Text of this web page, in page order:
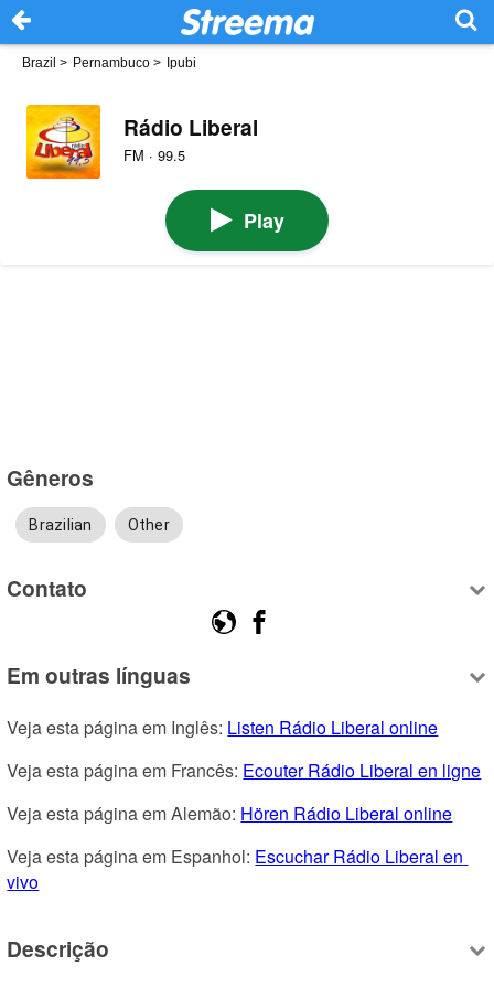
Brazil > Pernambuco > Ipubi
Rádio Liberal
FM · 99.5
Play
Gêneros
Brazilian Other
Contato
Em outras línguas
Veja esta página em Inglês: Listen Rádio Liberal online
Veja esta página em Francês: Ecouter Rádio Liberal en ligne
Veja esta página em Alemão: Hören Rádio Liberal online
Veja esta página em Espanhol: Escuchar Rádio Liberal en
vivo
Descrição